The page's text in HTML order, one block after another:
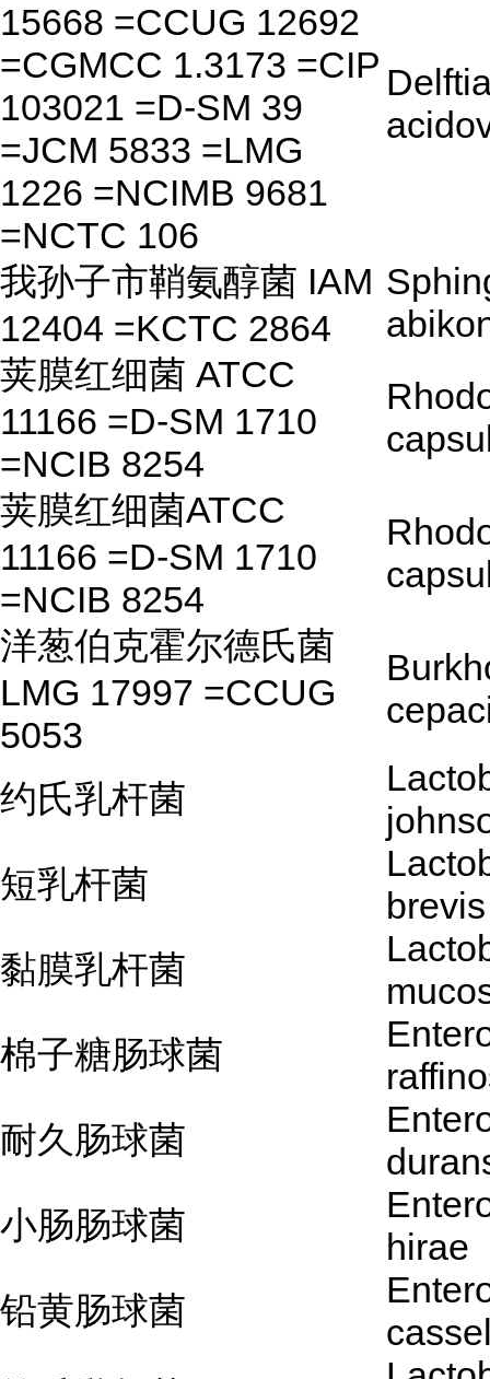
15668 =CCUG 12692
=CGMCC 1.3173 =CIP
103021 =D-SM 39
=JCM 5833 =LMG
1226 =NCIMB 9681
=NCTC 106
我孙子市鞘氨醇菌 IAM
12404 =KCTC 2864
荚膜红细菌 ATCC
11166 =D-SM 1710
=NCIB 8254
荚膜红细菌ATCC
11166 =D-SM 1710
=NCIB 8254
洋葱伯克霍尔德氏菌
LMG 17997 =CCUG
5053
约氏乳杆菌
短乳杆菌
brevis
黏膜乳杆菌
棉子糖肠球菌
耐久肠球菌
小肠肠球菌
hirae
铅黄肠球菌